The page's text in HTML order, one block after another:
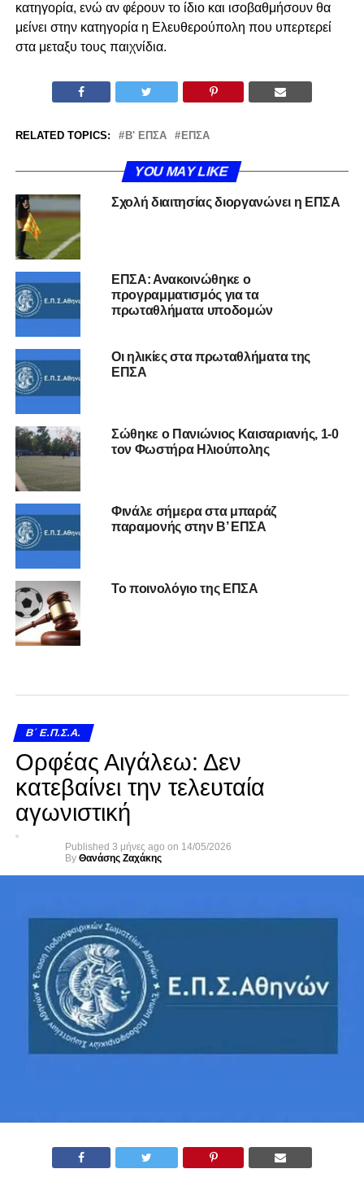
κατηγορία, ενώ αν φέρουν το ίδιο και ισοβαθμήσουν θα
μείνει στην κατηγορία η Ελευθερούπολη που υπερτερεί
στα μεταξυ τους παιχνίδια.
RELATED TOPICS: Β' ΕΠΣΑ ΕΠΣΑ
YOU MAY LIKE
Σχολή διαιτησίας διοργανώνει η ΕΠΣΑ
ΕΠΣΑ: Ανακοινώθηκε ο
προγραμματισμός για τα
πρωταθλήματα υποδομών
Οι ηλικίες στα πρωταθλήματα της
ΕΠΣΑ
Σώθηκε ο Πανιώνιος Καισαριανής, 1-0
τον Φωστήρα Ηλιούπολης
Φινάλε σήμερα στα μπαράζ
παραμονής στην Β’ ΕΠΣΑ
Το ποινολόγιο της ΕΠΣΑ
Β΄ Ε.Π.Σ.Α.
Ορφέας Αιγάλεω: Δεν
κατεβαίνει την τελευταία
αγωνιστική
Published 3 μήνες ago on 14/05/2026
By Θανάσης Ζαχάκης